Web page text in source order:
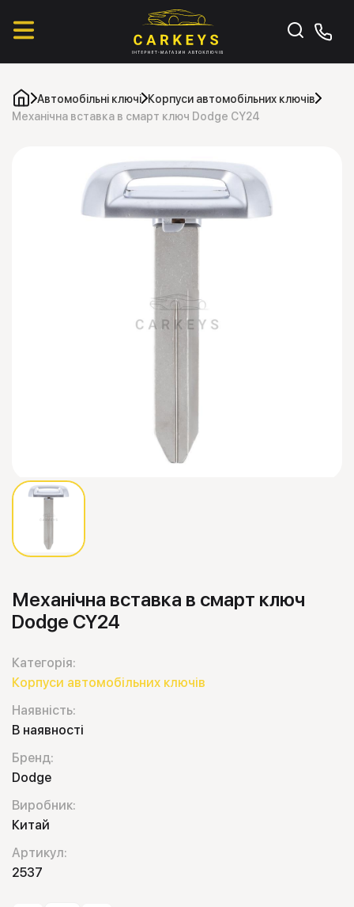
Автомобільні ключі
Корпуси автомобільних ключів
Механічна вставка в смарт ключ Dodge CY24
Механічна вставка в смарт ключ
Dodge CY24
Категорія:
Корпуси автомобільних ключів
Наявність:
В наявності
Бренд:
Dodge
Виробник:
Китай
Артикул:
2537